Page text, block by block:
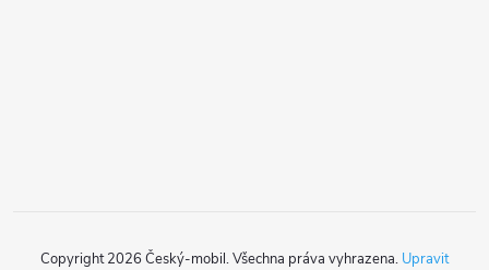
Copyright 2026 Český-mobil. Všechna práva vyhrazena. Upravit